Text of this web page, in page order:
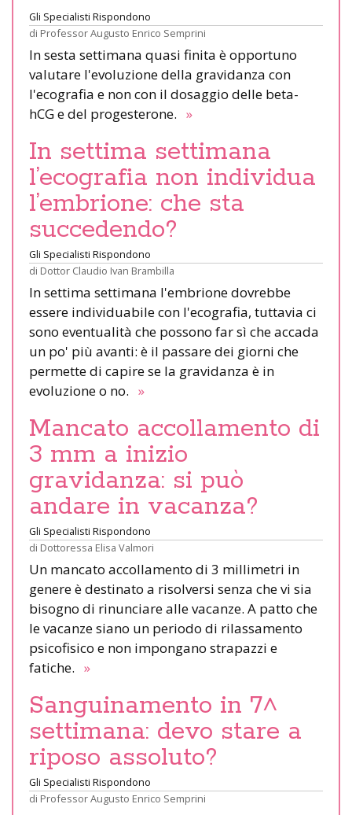
Gli Specialisti Rispondono
di Professor Augusto Enrico Semprini
In sesta settimana quasi finita è opportuno
valutare l'evoluzione della gravidanza con
l'ecografia e non con il dosaggio delle beta-
hCG e del progesterone. »
In settima settimana
l’ecografia non individua
l’embrione: che sta
succedendo?
Gli Specialisti Rispondono
di Dottor Claudio Ivan Brambilla
In settima settimana l'embrione dovrebbe
essere individuabile con l'ecografia, tuttavia ci
sono eventualità che possono far sì che accada
un po' più avanti: è il passare dei giorni che
permette di capire se la gravidanza è in
evoluzione o no. »
Mancato accollamento di
3 mm a inizio
gravidanza: si può
andare in vacanza?
Gli Specialisti Rispondono
di Dottoressa Elisa Valmori
Un mancato accollamento di 3 millimetri in
genere è destinato a risolversi senza che vi sia
bisogno di rinunciare alle vacanze. A patto che
le vacanze siano un periodo di rilassamento
psicofisico e non impongano strapazzi e
fatiche. »
Sanguinamento in 7^
settimana: devo stare a
riposo assoluto?
Gli Specialisti Rispondono
di Professor Augusto Enrico Semprini